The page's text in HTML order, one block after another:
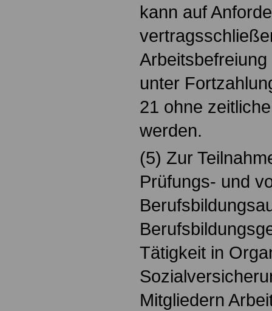
kann auf
Arbeitsbefreiung
unter
21 ohne
werden.
(5) Zur
Prüfungs- und
Tätigkeit in
Mitgliedern